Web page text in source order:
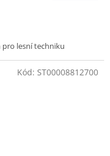
lesní techniku
Kód: ST00008812700